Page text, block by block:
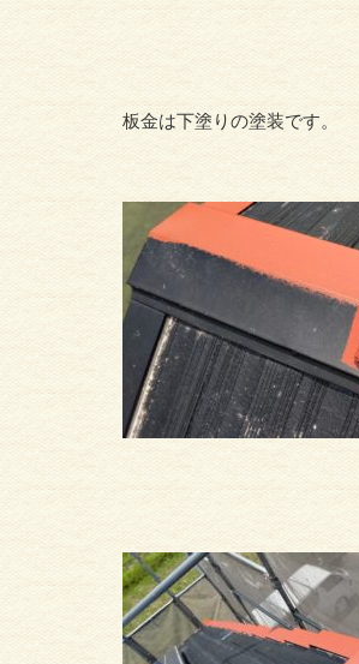
板金は下塗りの塗装です。